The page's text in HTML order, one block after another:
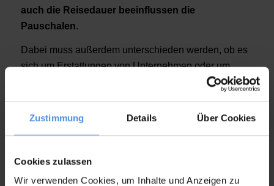
Zustimmung Details Über Cookies
Cookies zulassen
Wir verwenden Cookies, um Inhalte und Anzeigen zu
auch die Reisedauer beeinflussen die
Pauschalen.
Dabei muss außerdem unterschieden werden, ob es
sich um Erstattungen von Unternehmen oder um
steuerliche Erstattungen handelt. Unternehmen in
hoch die Spesen für ihre Mitarbeiter ausfallen
Selbstständigegelten wiederum die
festgelegten Pauschalen